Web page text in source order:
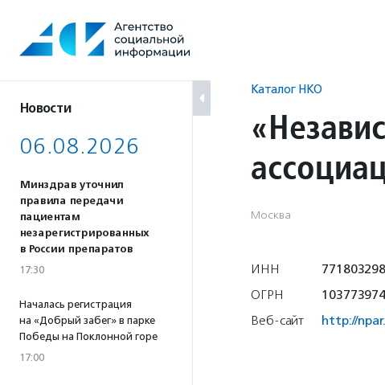
содержанию
Новости
06.08.2026
Минздрав уточнил
правила передачи
пациентам
незарегистрированных
в России препаратов
17:30
Началась регистрация
на «Добрый забег» в парке
Победы на Поклонной горе
17:00
Каталог НКО
Москва
ИНН
ОГРН
Веб-сайт
http://